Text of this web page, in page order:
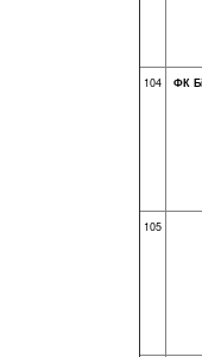
104 ФК
105